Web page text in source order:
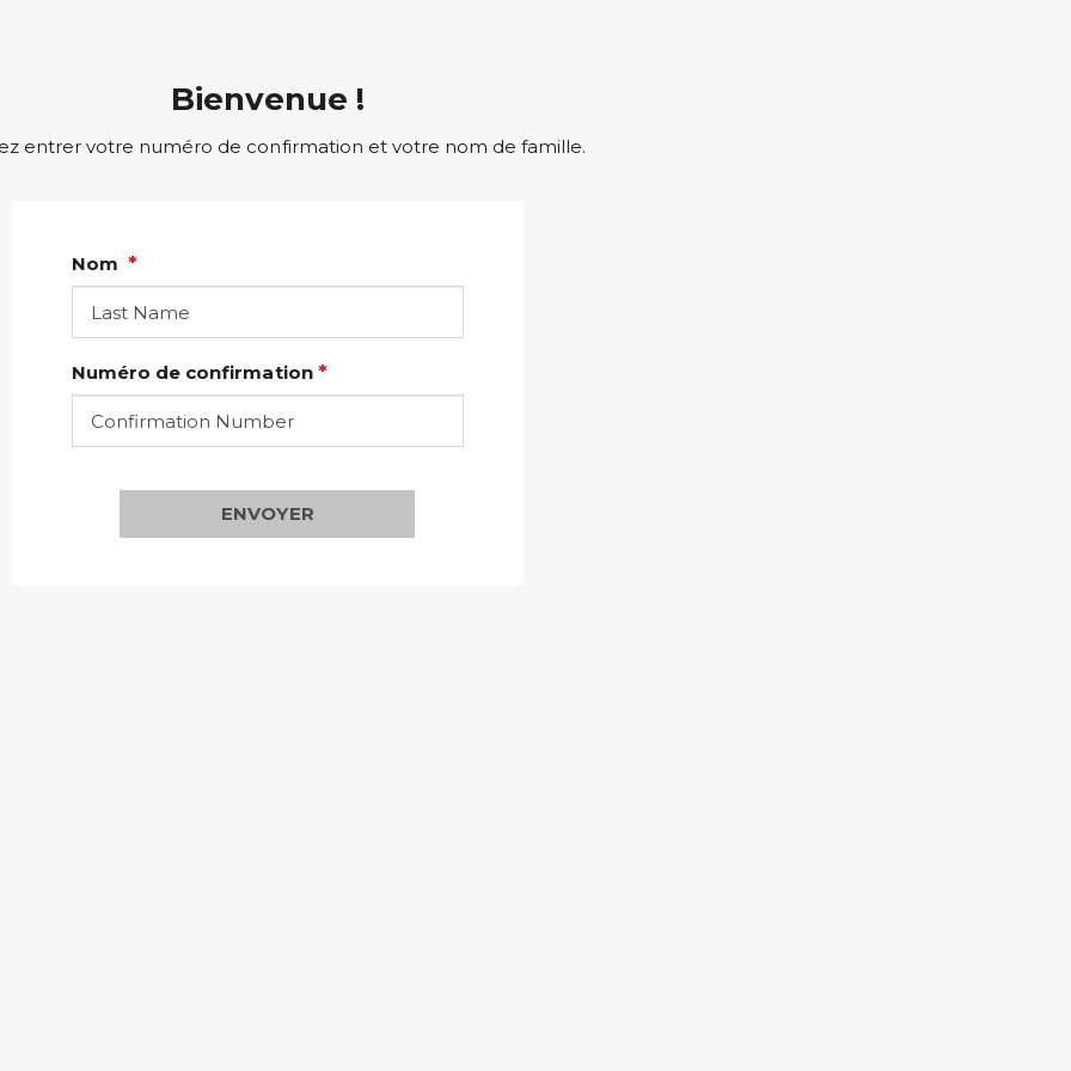
Bienvenue !
entrer votre numéro de confirmation et votre nom de famille.
Nom
Numéro de confirmation
ENVOYER